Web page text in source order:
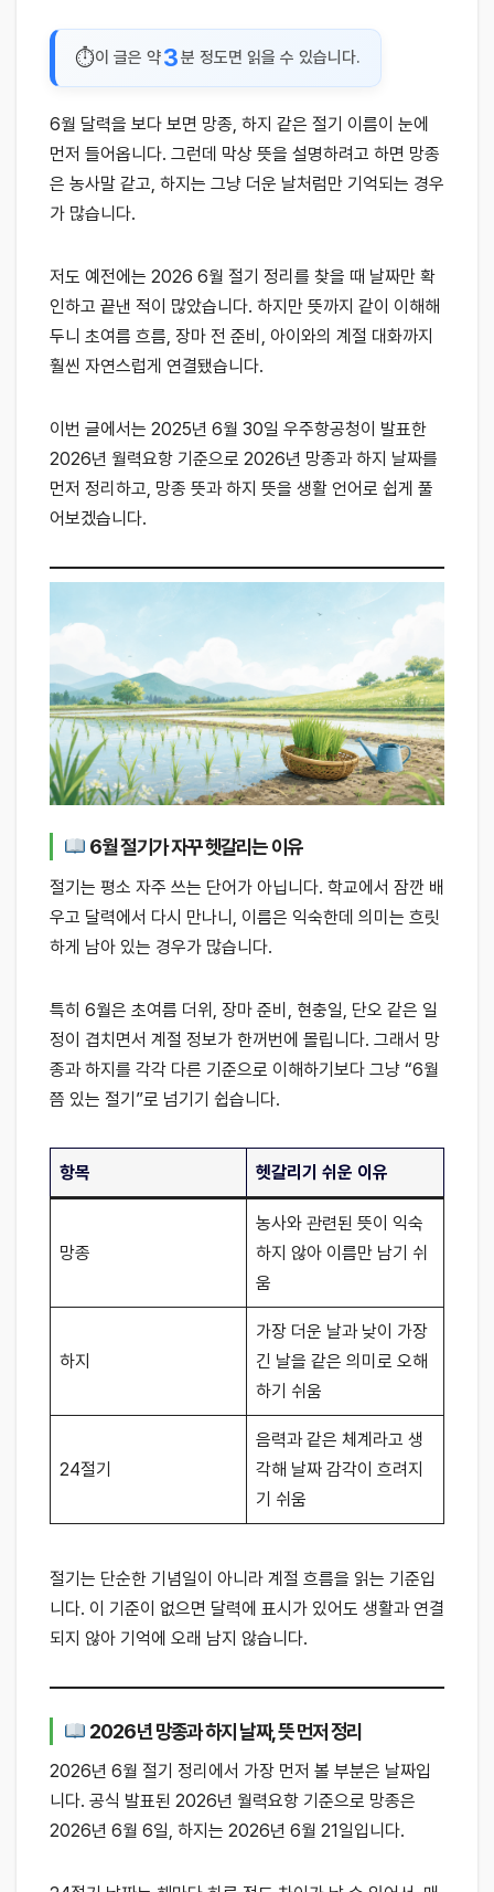
이 글은 약3분 정도면 읽을 수 있습니다.
6월 달력을 보다 보면 망종, 하지 같은 절기 이름이 눈에
먼저 들어옵니다. 그런데 막상 뜻을 설명하려고 하면 망종
은 농사말 같고, 하지는 그냥 더운 날처럼만 기억되는 경우
가 많습니다.
저도 예전에는 2026 6월 절기 정리를 찾을 때 날짜만 확
인하고 끝낸 적이 많았습니다. 하지만 뜻까지 같이 이해해
두니 초여름 흐름, 장마 전 준비, 아이와의 계절 대화까지
훨씬 자연스럽게 연결됐습니다.
이번 글에서는 2025년 6월 30일 우주항공청이 발표한
2026년 월력요항 기준으로 2026년 망종과 하지 날짜를
먼저 정리하고, 망종 뜻과 하지 뜻을 생활 언어로 쉽게 풀
어보겠습니다.
6월 절기가 자꾸 헷갈리는 이유
절기는 평소 자주 쓰는 단어가 아닙니다. 학교에서 잠깐 배
우고 달력에서 다시 만나니, 이름은 익숙한데 의미는 흐릿
하게 남아 있는 경우가 많습니다.
특히 6월은 초여름 더위, 장마 준비, 현충일, 단오 같은 일
정이 겹치면서 계절 정보가 한꺼번에 몰립니다. 그래서 망
종과 하지를 각각 다른 기준으로 이해하기보다 그냥 “6월
쯤 있는 절기”로 넘기기 쉽습니다.
항목 헷갈리기 쉬운 이유
망종
농사와 관련된 뜻이 익숙
하지 않아 이름만 남기 쉬
움
하지
가장 더운 날과 낮이 가장
긴 날을 같은 의미로 오해
하기 쉬움
24절기
음력과 같은 체계라고 생
각해 날짜 감각이 흐려지
기 쉬움
절기는 단순한 기념일이 아니라 계절 흐름을 읽는 기준입
니다. 이 기준이 없으면 달력에 표시가 있어도 생활과 연결
되지 않아 기억에 오래 남지 않습니다.
2026년 망종과 하지 날짜, 뜻 먼저 정리
2026년 6월 절기 정리에서 가장 먼저 볼 부분은 날짜입
니다. 공식 발표된 2026년 월력요항 기준으로 망종은
2026년 6월 6일, 하지는 2026년 6월 21일입니다.